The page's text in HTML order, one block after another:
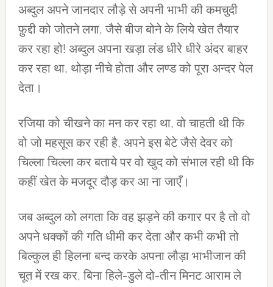
अब्दुल अपने जानदार लौड़े से अपनी भाभी की कमचुदी
फ़ुद्दी को जोतने लगा, जैसे बीज बोने के लिये खेत तैयार
कर रहा हो! अब्दुल अपना खड़ा लंड धीरे धीरे अंदर बाहर
कर रहा था, थोड़ा नीचे होता और लण्ड को पूरा अन्दर पेल
देता।
रजिया को चीखने का मन कर रहा था, वो चाहती थी कि
वो जो महसूस कर रही है, अपने इस बेटे जैसे देवर को
चिल्ला चिल्ला कर बताये पर वो खुद को संभाल रही थी कि
कहीं खेत के मजदूर दौड़ कर आ ना जाएँ।
जब अब्दुल को लगता कि वह झड़ने की कगार पर है तो वो
अपने धक्कों की गति धीमी कर देता और कभी कभी तो
बिल्कुल ही हिलना बन्द करके अपना लौड़ा भाभीजान की
चूत में रख कर, बिना हिले-डुले दो-तीन मिनट आराम ले